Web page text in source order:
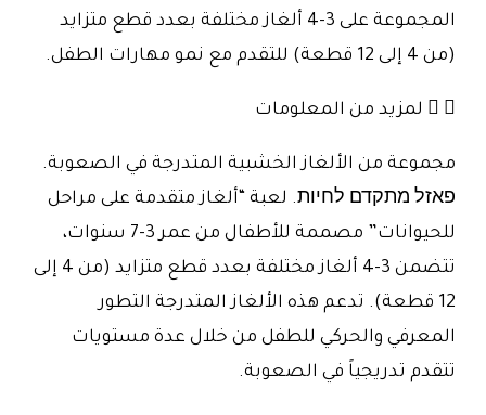
المجموعة على 3-4 ألغاز مختلفة بعدد قطع متزايد
(من 4 إلى 12 قطعة) للتقدم مع نمو مهارات الطفل.
لمزيد من المعلومات
مجموعة من الألغاز الخشبية المتدرجة في الصعوبة.
פאזל מתקדם לחיות. لعبة “ألغاز متقدمة على مراحل
للحيوانات” مصممة للأطفال من عمر 3-7 سنوات،
تتضمن 3-4 ألغاز مختلفة بعدد قطع متزايد (من 4 إلى
12 قطعة). تدعم هذه الألغاز المتدرجة التطور
المعرفي والحركي للطفل من خلال عدة مستويات
تتقدم تدريجياً في الصعوبة.